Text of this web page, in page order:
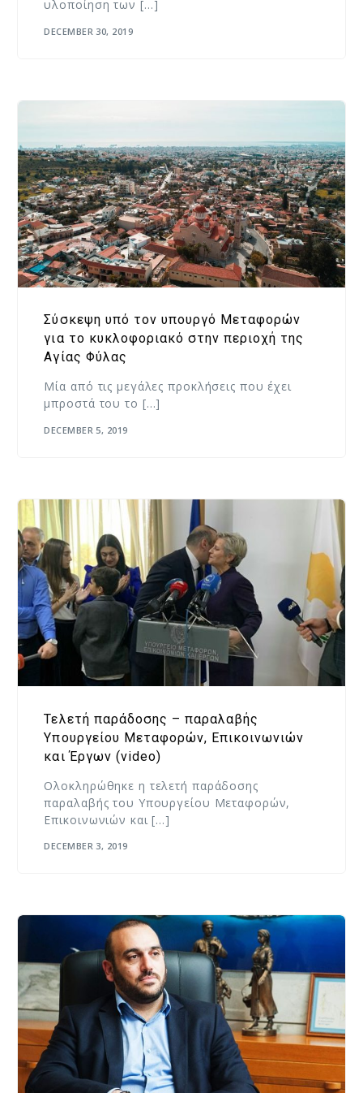
υλοποίηση των […]
DECEMBER 30, 2019
Σύσκεψη υπό τον υπουργό Μεταφορών
για το κυκλοφοριακό στην περιοχή της
Αγίας Φύλας
Μία από τις μεγάλες προκλήσεις που έχει
μπροστά του το […]
DECEMBER 5, 2019
Τελετή παράδοσης – παραλαβής
Υπουργείου Μεταφορών, Επικοινωνιών
και Έργων (video)
Ολοκληρώθηκε η τελετή παράδοσης
παραλαβής του Υπουργείου Μεταφορών,
Επικοινωνιών και […]
DECEMBER 3, 2019